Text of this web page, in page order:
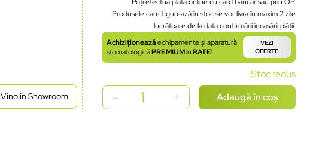
Vino în Showroom
Produsele care figurează în stoc se vor livra în maxim 2 zile
lucrătoare de la data confirmării încasării plății.
Achiziționeazăechipamente și aparatură
stomatologicăPREMIUMînRATE!
VEZI
OFERTE
Stoc redus
Adaugă în coș